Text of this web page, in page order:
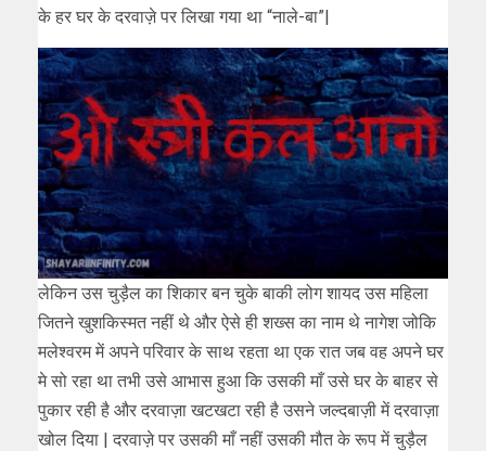
के हर घर के दरवाज़े पर लिखा गया था “नाले-बा”|
लेकिन उस चुड़ैल का शिकार बन चुके बाकी लोग शायद उस महिला
जितने खुशकिस्मत नहीं थे और ऐसे ही शख्स का नाम थे नागेश जोकि
मलेश्वरम में अपने परिवार के साथ रहता था एक रात जब वह अपने घर
मे सो रहा था तभी उसे आभास हुआ कि उसकी माँ उसे घर के बाहर से
पुकार रही है और दरवाज़ा खटखटा रही है उसने जल्दबाज़ी में दरवाज़ा
खोल दिया | दरवाज़े पर उसकी माँ नहीं उसकी मौत के रूप में चुड़ैल